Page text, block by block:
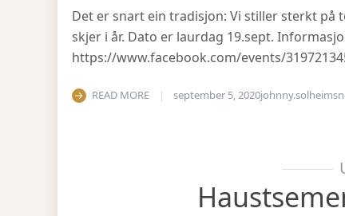
Det er snart ein tradisjon: Vi stiller sterkt på
skjer i år. Dato er laurdag 19.sept.
https://www.facebook.com/events/
READ MORE september 5, 2020